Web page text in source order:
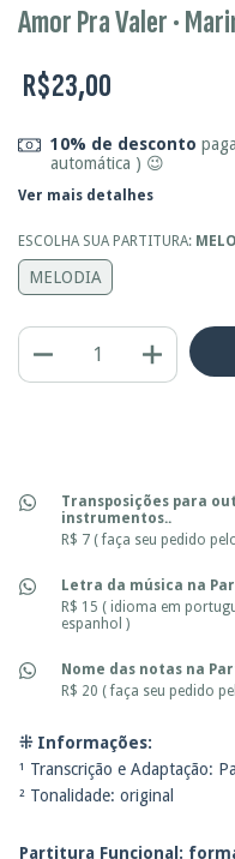
Amor Pra Valer ·
R$23,00
10% de desconto
automática ) 😉
Ver mais detalhes
ESCOLHA SUA PARTITURA:
MELODIA
Transposições para
instrumentos..
R$ 7 ( faça seu pedido
Letra da música na
R$ 15 ( idioma em
espanhol )
Nome das notas na
R$ 20 ( faça seu pedido
⁜ Informações:
¹ Transcrição e Adaptação:
² Tonalidade: original
Partitura Funcional: f